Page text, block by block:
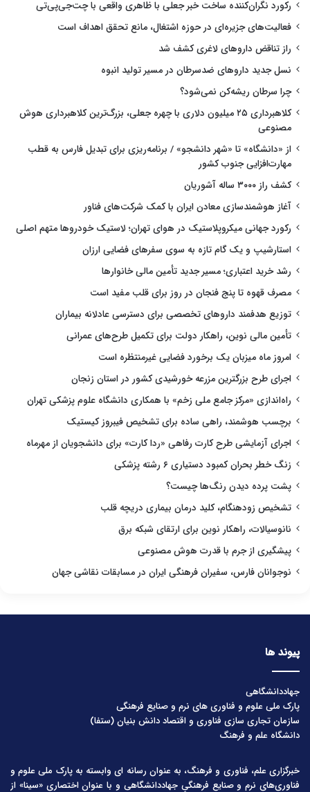
رکورد نگران‌کننده ساخت خبر جعلی با ظاهری واقعی با چت‌جی‌پی‌تی
فعالیت‌های جزیره‌ای در حوزه اشتغال، مانع تحقق اهداف است
راز تناقض داروهای لاغری کشف شد
نسل جدید داروهای ضدسرطان در مسیر تولید انبوه
چرا سرطان ریشه‌کن نمی‌شود؟
کلاهبرداری ۲۵ میلیون دلاری با چهره جعلی، بزرگ‌ترین کلاهبرداری هوش
مصنوعی
از «دانشگاه» تا «شهر دانشجو» / برنامه‌ریزی برای تبدیل فارس به قطب
مهارت‌افزایی جنوب کشور
کشف راز ۳۰۰۰ ساله آشوریان
آغاز هوشمندسازی معادن ایران با کمک شرکت‌های فناور
رکورد جهانی میکروپلاستیک در هوای تهران؛ لاستیک خودروها متهم اصلی
استارشیپ و یک گام تازه به سوی سفرهای فضایی ارزان
رشد خرید اعتباری؛ مسیر جدید تأمین مالی خانوارها
مصرف قهوه تا پنج فنجان در روز برای قلب مفید است
توزیع هدفمند داروهای تخصصی برای دسترسی عادلانه بیماران
تأمین مالی نوین، راهکار دولت برای تکمیل طرح‌های عمرانی
امروز ماه میزبان یک برخورد فضایی غیرمنتظره است
اجرای طرح بزرگترین مزرعه خورشیدی کشور در استان زنجان
راه‌اندازی «مرکز جامع ملی زخم» با همکاری دانشگاه علوم پزشکی تهران
برچسب هوشمند، راهی ساده برای تشخیص فیبروز کیستیک
اجرای آزمایشی طرح کارت رفاهی «ردا کارت» برای دانشجویان از مهرماه
زنگ خطر بحران کمبود دستیاری ۶ رشته پزشکی
پشت پرده دیدن رنگ‌ها چیست؟
تشخیص زودهنگام، کلید درمان بیماری دریچه قلب
نانوسیالات، راهکار نوین برای ارتقای شبکه برق
پیشگیری از جرم با قدرت هوش مصنوعی
نوجوانان فارس، سفیران فرهنگی ایران در مسابقات نقاشی جهان
پیوند ها
جهاددانشگاهی
پارک ملی علوم و فناوری های نرم و صنایع فرهنگی
سازمان تجاری سازی فناوری و اقتصاد دانش بنیان (ستفا)
دانشگاه علم و فرهنگ
خبرگزاری علم، فناوری و فرهنگ، به عنوان رسانه ای وابسته به پارک ملی علوم و
فناوری‌های نرم و صنایع فرهنگیِ جهاددانشگاهی و با عنوان اختصاری «سینا» از